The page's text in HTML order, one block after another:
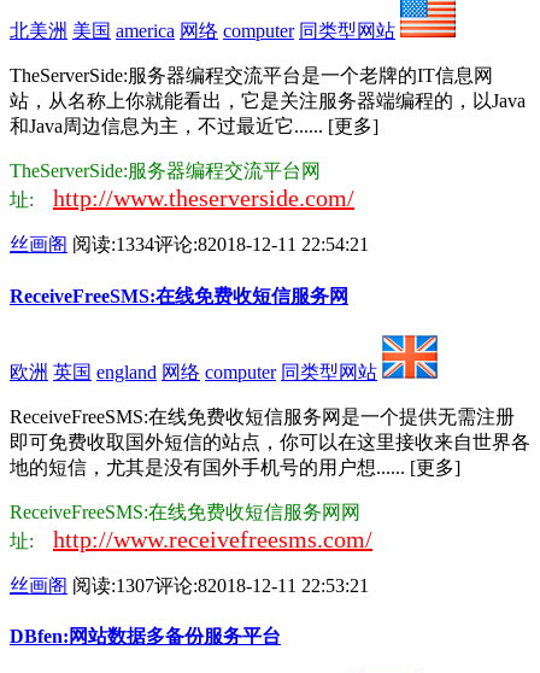
北美洲 美国 america 网络 computer 同类型网站
TheServerSide:服务器编程交流平台是一个老牌的IT信息网
站，从名称上你就能看出，它是关注服务器端编程的，以Java
和Java周边信息为主，不过最近它...... [更多]
TheServerSide:服务器编程交流平台网
址: http://www.theserverside.com/
丝画阁 阅读:1334评论:82018-12-11 22:54:21
ReceiveFreeSMS:在线免费收短信服务网
欧洲 英国 england 网络 computer 同类型网站
ReceiveFreeSMS:在线免费收短信服务网是一个提供无需注册
即可免费收取国外短信的站点，你可以在这里接收来自世界各
地的短信，尤其是没有国外手机号的用户想...... [更多]
ReceiveFreeSMS:在线免费收短信服务网网
址: http://www.receivefreesms.com/
丝画阁 阅读:1307评论:82018-12-11 22:53:21
DBfen:网站数据多备份服务平台